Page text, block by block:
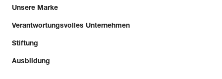
Unsere Marke
Verantwortungsvolles Unternehmen
Stiftung
Ausbildung